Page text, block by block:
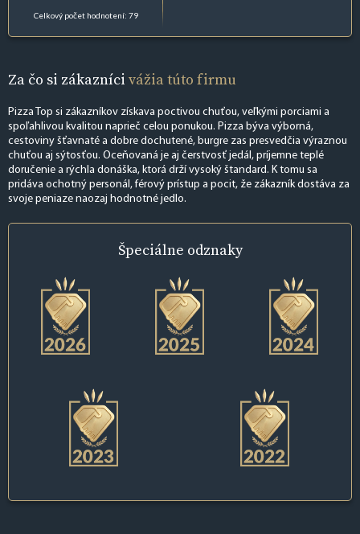
Celkový počet hodnotení: 79
Za čo si zákazníci vážia túto firmu
Pizza Top si zákazníkov získava poctivou chuťou, veľkými porciami a
spoľahlivou kvalitou naprieč celou ponukou. Pizza býva výborná,
cestoviny šťavnaté a dobre dochutené, burgre zas presvedčia výraznou
chuťou aj sýtosťou. Oceňovaná je aj čerstvosť jedál, príjemne teplé
doručenie a rýchla donáška, ktorá drží vysoký štandard. K tomu sa
pridáva ochotný personál, férový prístup a pocit, že zákazník dostáva za
svoje peniaze naozaj hodnotné jedlo.
Špeciálne odznaky